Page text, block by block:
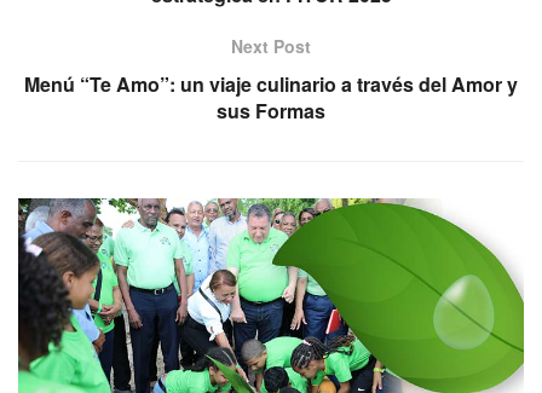
Next Post
Menú “Te Amo”: un viaje culinario a través del Amor y
sus Formas